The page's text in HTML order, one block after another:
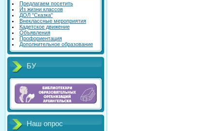
Предлагаем посетить
Из жизни классов
ДОЛ "Сказка"
Внеклассные мероприятия
Кадетское движение
Объявления
Профориентация
Дополнительное образование
БУ
Наш опрос